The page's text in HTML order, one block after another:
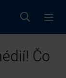
Čo